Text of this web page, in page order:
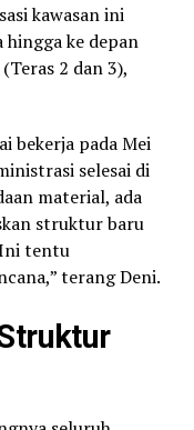
kawasan ini
hingga ke depan
2 dan 3),
bekerja pada Mei
selesai di
material, ada
struktur baru
Ini tentu
terang Deni.